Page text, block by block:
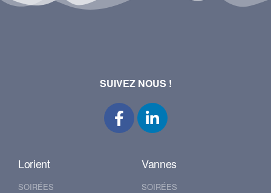
SUIVEZ NOUS !
Lorient
SOIRÉES
Vannes
SOIRÉES